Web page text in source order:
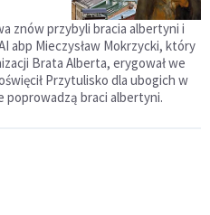
znów przybyli bracia albertyni i
abp Mieczysław Mokrzycki, który
Brata Alberta, erygował we
Przytulisko dla ubogich w
poprowadzą braci albertyni.